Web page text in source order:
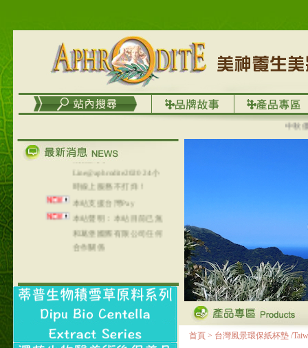
中秋優選
在外租屋者、居住處無管
理員、不方便在工作地點
取件者，歡迎多多使用
【郵局i郵箱】的服務喔～
【i郵箱】設立的地點，請
成功加入
Line@aphrodite2020 24小
時線上服務不打烊！
本站支援台灣Pay
本站聲明：本站目前已無
和葛堡國際有限公司任何
合作關係
本站支援支付宝
NT$320(RMB￥71.00)
首頁 > 台灣風景環保紙杯墊 /